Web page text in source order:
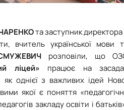
та заступник директора
вчитель української мови
розповіли, що
ліцей» працює на
як однієї з важливих ідей
якої є поняття
закладу освіти і